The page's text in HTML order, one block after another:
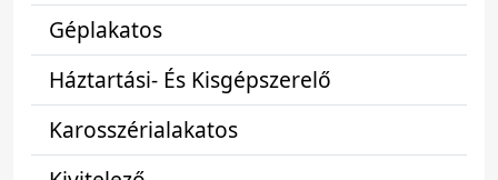
Géplakatos
Háztartási- És Kisgépszerelő
Karosszérialakatos